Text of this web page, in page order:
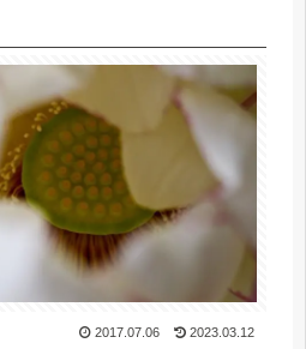
2017.07.06 2023.03.12